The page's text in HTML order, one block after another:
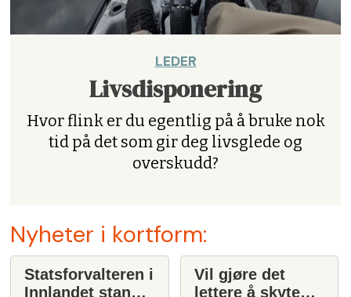
LEDER
Livsdisponering
Hvor flink er du egentlig på å bruke nok
tid på det som gir deg livsglede og
overskudd?
Nyheter i kortform:
Statsforvalteren i
Innlandet stanser
Vil gjøre det
lettere å skyte